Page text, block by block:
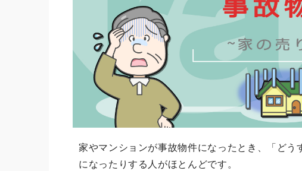
家やマンションが事故物件になったとき、「ど
になったりする人がほとんどです。